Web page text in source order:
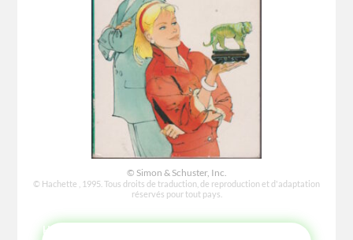
© Simon & Schuster, Inc.
© Hachette , 1995. Tous droits de traduction, de reproduction et d'adaptation
réservés pour tout pays.
HISTOIRE